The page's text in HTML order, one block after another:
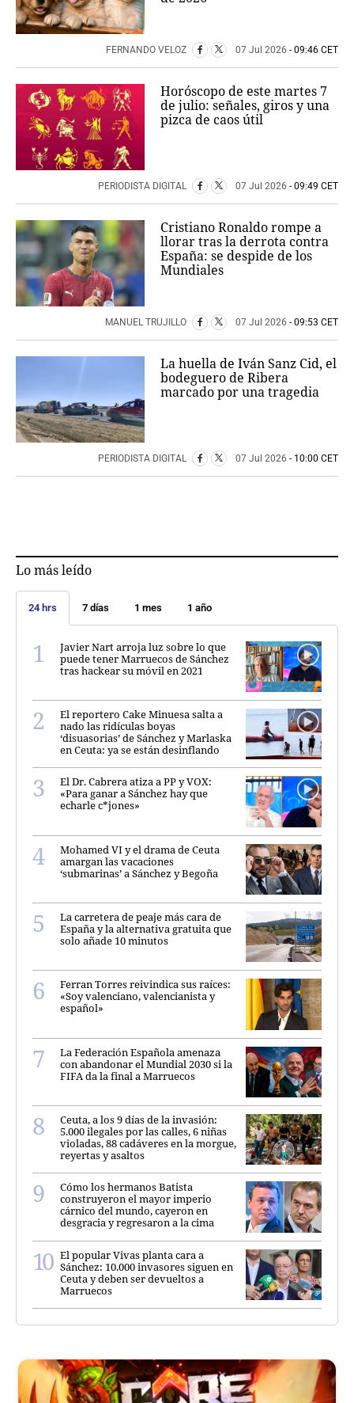
FERNANDO VELOZ 07 Jul 2026 - 09:46 CET
Horóscopo de este martes 7
de julio: señales, giros y una
pizca de caos útil
PERIODISTA DIGITAL 07 Jul 2026 - 09:49 CET
Cristiano Ronaldo rompe a
llorar tras la derrota contra
España: se despide de los
Mundiales
MANUEL TRUJILLO 07 Jul 2026 - 09:53 CET
La huella de Iván Sanz Cid, el
bodeguero de Ribera
marcado por una tragedia
PERIODISTA DIGITAL 07 Jul 2026 - 10:00 CET
Lo más leído
24 hrs 7 días 1 mes 1 año
Javier Nart arroja luz sobre lo que
puede tener Marruecos de Sánchez
tras hackear su móvil en 2021
El reportero Cake Minuesa salta a
nado las ridículas boyas
‘disuasorias’ de Sánchez y Marlaska
en Ceuta: ya se están desinflando
El Dr. Cabrera atiza a PP y VOX:
«Para ganar a Sánchez hay que
echarle c*jones»
Mohamed VI y el drama de Ceuta
amargan las vacaciones
‘submarinas’ a Sánchez y Begoña
La carretera de peaje más cara de
España y la alternativa gratuita que
solo añade 10 minutos
Ferran Torres reivindica sus raíces:
«Soy valenciano, valencianista y
español»
La Federación Española amenaza
con abandonar el Mundial 2030 si la
FIFA da la final a Marruecos
Ceuta, a los 9 días de la invasión:
5.000 ilegales por las calles, 6 niñas
violadas, 88 cadáveres en la morgue,
reyertas y asaltos
Cómo los hermanos Batista
construyeron el mayor imperio
cárnico del mundo, cayeron en
desgracia y regresaron a la cima
El popular Vivas planta cara a
Sánchez: 10.000 invasores siguen en
Ceuta y deben ser devueltos a
Marruecos